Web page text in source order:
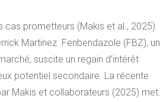
cas prometteurs (Makis et al., 2025)
Martinez Fenbendazole (FBZ), un
suscite un regain d’intérêt
potentiel secondaire. La récente
Makis et collaborateurs (2025) met…